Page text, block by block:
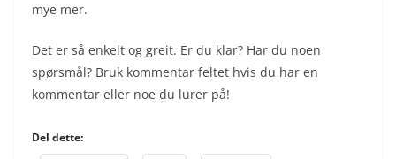
mye mer.
Det er så enkelt og greit. Er du klar? Har du noen
spørsmål? Bruk kommentar feltet hvis du har en
kommentar eller noe du lurer på!
Del dette: